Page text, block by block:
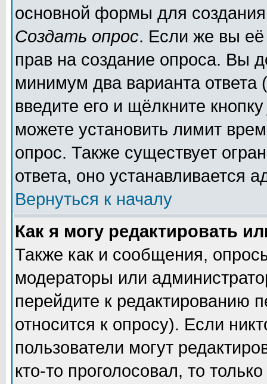
основной формы для
Создать опрос. Если же вы её
прав на создание опроса. Вы
минимум два варианта ответа
введите его и щёлкните
можете установить лимит
опрос. Также существует
ответа, оно устанавливается
Вернуться к началу
Как я могу редактировать
Также как и сообщения,
модераторы или
перейдите к редактированию
относится к опросу). Если
пользователи могут
кто-то проголосовал, то